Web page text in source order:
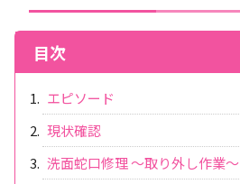
目次
エピソード
現状確認
洗面蛇口修理 ～取り外し作業～